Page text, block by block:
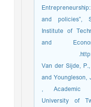
and policies”,
Institute of
and
21.Van der
and
, Academic
University of